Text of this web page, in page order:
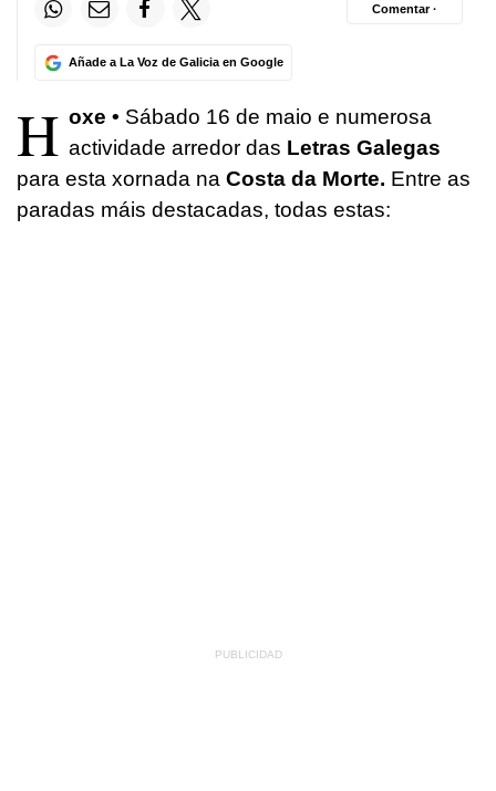
Añade a La Voz de Galicia en Google
Comentar ·
H oxe • Sábado 16 de maio e numerosa
actividade arredor das Letras Galegas
para esta xornada na Costa da Morte. Entre as
paradas máis destacadas, todas estas: